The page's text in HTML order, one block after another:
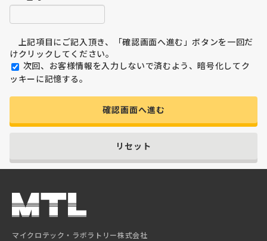
上記項目にご記入頂き、「確認画面へ進む」ボタンを一回だ
けクリックしてください。
ッキーに記憶する。
確認画面へ進む
リセット
マイクロテック・ラボラトリー株式会社